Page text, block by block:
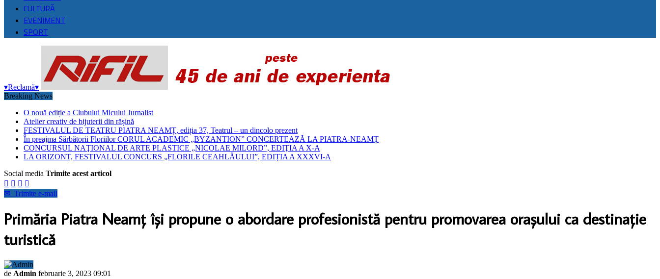
CULTURĂ
EVENIMENT
SPORT
▾Reclamă▾
Breaking News
O nouă ediție a Clubului Micului Jurnalist
Atelier creativ de bijuterii din rășină
FESTIVALUL DE TEATRU PIATRA NEAMȚ, ediția 37, Teatrul – un dincolo prezent
În preajma Sărbătorii Floriilor CORUL ACADEMIC „BYZANTION” CONCERTEAZĂ LA PIATRA-NEAMȚ
CONCURSUL NAŢIONAL DE ARTE PLASTICE „NICOLAE MILORD”, EDIŢIA A X-A
LA ORIZONT, FESTIVALUL CONCURS „FLORILE CEAHLĂULUI”, EDIȚIA A XXXVI-A
Social media Trimite acest articol
   
✉ Trimite e-mail
Primăria Piatra Neamț își propune o abordare profesionistă pentru promovarea orașului ca destinație
turistică
de Admin februarie 3, 2023 09:01